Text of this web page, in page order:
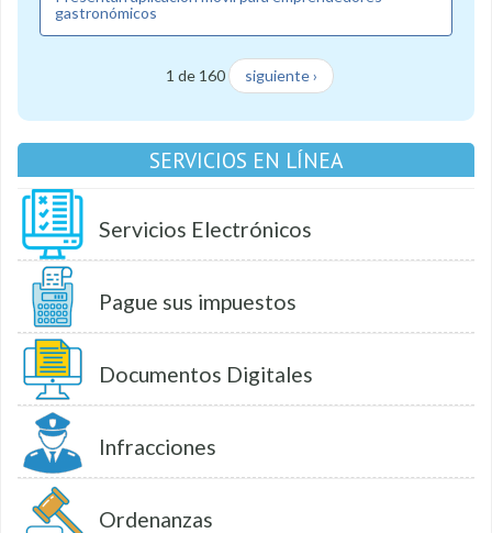
gastronómicos
1 de 160 siguiente ›
SERVICIOS EN LÍNEA
Servicios Electrónicos
Pague sus impuestos
Documentos Digitales
Infracciones
Ordenanzas